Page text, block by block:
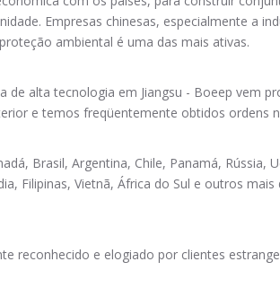
Empresas chinesas, especialmente a
ambiental é uma das mais ativas.
alta tecnologia em Jiangsu - Boeep vem
e temos freqüentemente obtidos ordens
Brasil, Argentina, Chile, Panamá, Rússia,
Filipinas, Vietnã, África do Sul e outros
reconhecido e elogiado por clientes